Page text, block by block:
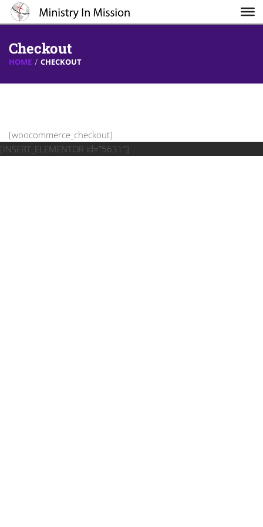
Checkout
HOME CHECKOUT
[woocommerce_checkout]
[INSERT_ELEMENTOR id=”5631″]